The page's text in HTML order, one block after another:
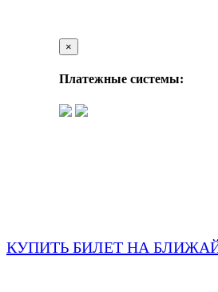
×
Платежные системы:
КУПИТЬ БИЛЕТ НА